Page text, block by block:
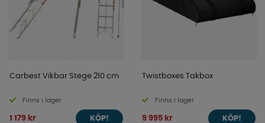
Carbest Vikbar Stege 210 cm
Finns i lager
1 179 kr KÖP!
Twistboxes Takbox
Finns i lager
9 995 kr KÖP!